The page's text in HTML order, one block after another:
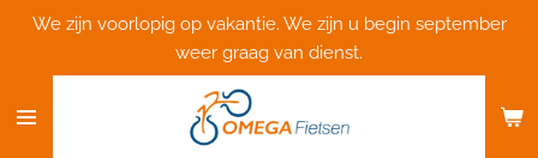
Ga
de
We zijn voorlopig op vakantie. We zijn u begin september
weer graag van dienst.